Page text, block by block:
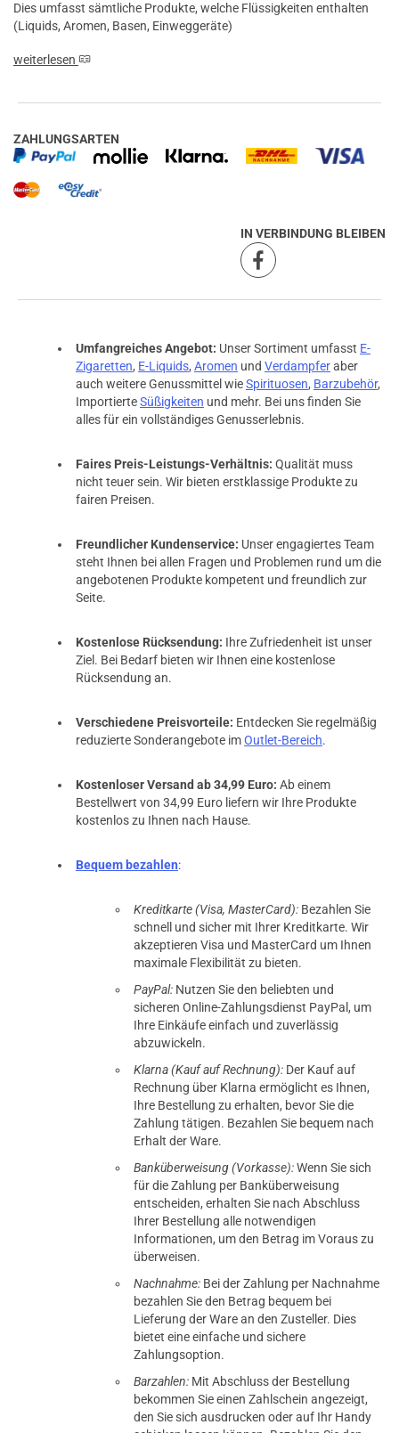
Dies umfasst sämtliche Produkte, welche Flüssigkeiten enthalten
(Liquids, Aromen, Basen, Einweggeräte)
weiterlesen
ZAHLUNGSARTEN
IN VERBINDUNG BLEIBEN
Umfangreiches Angebot: Unser Sortiment umfasst E-
Zigaretten, E-Liquids, Aromen und Verdampferaber
auch weitere Genussmittel wieSpirituosen, Barzubehör,
ImportierteSüßigkeiten und mehr. Bei uns finden Sie
alles für ein vollständiges Genusserlebnis.
Faires Preis-Leistungs-Verhältnis: Qualität muss
nicht teuer sein. Wir bieten erstklassige Produkte zu
fairen Preisen.
Freundlicher Kundenservice: Unser engagiertes Team
steht Ihnen bei allen Fragen und Problemen rund um die
angebotenen Produkte kompetent und freundlich zur
Seite.
Kostenlose Rücksendung: Ihre Zufriedenheit ist unser
Ziel. Bei Bedarf bieten wir Ihnen eine kostenlose
Rücksendung an.
Verschiedene Preisvorteile: Entdecken Sie regelmäßig
reduzierte Sonderangebote imOutlet-Bereich.
Kostenloser Versand ab 34,99 Euro: Ab einem
Bestellwert von 34,99 Euro liefern wir Ihre Produkte
kostenlos zu Ihnen nach Hause.
Bequem bezahlen:
Kreditkarte (Visa, MasterCard): Bezahlen Sie
schnell und sicher mit Ihrer Kreditkarte. Wir
akzeptieren Visa und MasterCard um Ihnen
maximale Flexibilität zu bieten.
PayPal: Nutzen Sie den beliebten und
sicheren Online-Zahlungsdienst PayPal, um
Ihre Einkäufe einfach und zuverlässig
abzuwickeln.
Klarna (Kauf auf Rechnung): Der Kauf auf
Rechnung über Klarna ermöglicht es Ihnen,
Ihre Bestellung zu erhalten, bevor Sie die
Zahlung tätigen. Bezahlen Sie bequem nach
Erhalt der Ware.
Banküberweisung (Vorkasse):Wenn Sie sich
für die Zahlung per Banküberweisung
entscheiden, erhalten Sie nach Abschluss
Ihrer Bestellung alle notwendigen
Informationen, um den Betrag im Voraus zu
überweisen.
Nachnahme: Bei der Zahlung per Nachnahme
bezahlen Sie den Betrag bequem bei
Lieferung der Ware an den Zusteller. Dies
bietet eine einfache und sichere
Zahlungsoption.
Barzahlen: Mit Abschluss der Bestellung
bekommen Sie einen Zahlschein angezeigt,
den Sie sich ausdrucken oder auf Ihr Handy